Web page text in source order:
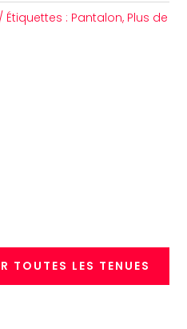
Étiquettes : Pantalon, Plus de
TOUTES LES TENUES